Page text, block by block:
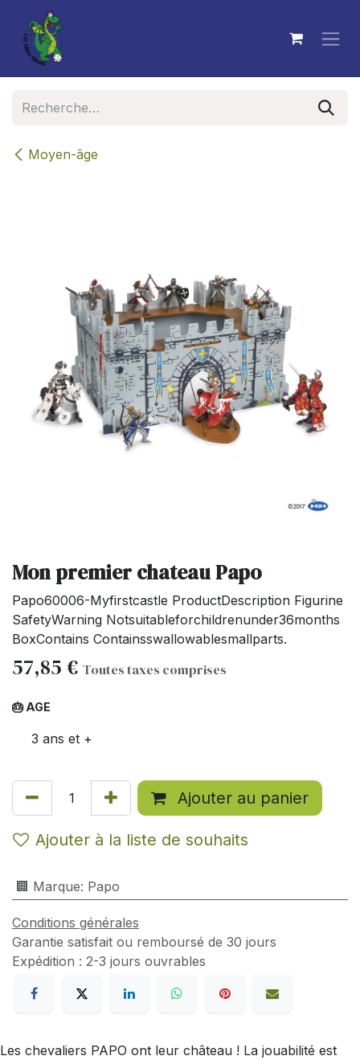
Se rendre au contenu
Moyen-âge
Mon premier chateau Papo
Papo60006-Myfirstcastle ProductDescription Figurine
SafetyWarning Notsuitableforchildrenunder36months
BoxContains Containsswallowablesmallparts.
57,85 € Toutes taxes comprises
🎂 AGE
3 ans et +
Ajouter au panier
Ajouter à la liste de souhaits
🏢 Marque: Papo
Conditions générales
Garantie satisfait ou remboursé de 30 jours
Expédition : 2-3 jours ouvrables
Les chevaliers PAPO ont leur château ! La jouabilité est